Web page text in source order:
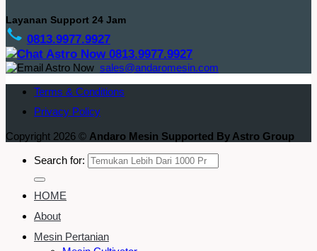
Layanan Support 24 Jam
0813.9977.9927
0813.9977.9927
sales@andaromesin.com
Terms & Conditions
Privacy Policy
Copyright 2026 © Andaro Mesin Supported By Astro Group
Search for:
HOME
About
Mesin Pertanian